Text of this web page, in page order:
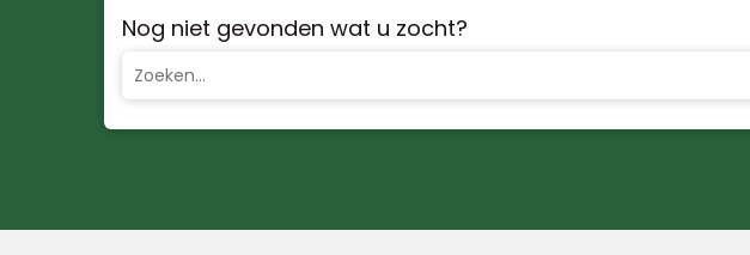
Nog niet gevonden wat u zocht?